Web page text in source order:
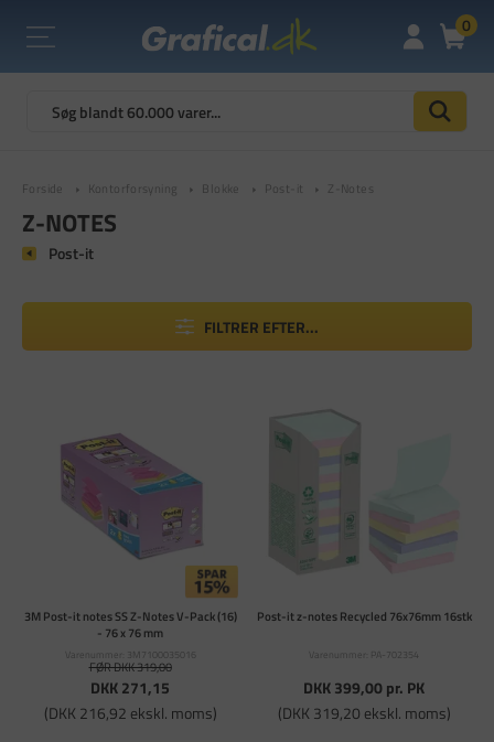
0
Forside Kontorforsyning Blokke Post-it Z-Notes
Z-NOTES
Post-it
FILTRER EFTER...
3M Post-it notes SS Z-Notes V-Pack (16)
- 76 x 76 mm
Varenummer: 3M7100035016
FØR DKK 319,00
DKK 271,15
(DKK 216,92 ekskl. moms)
Post-it z-notes Recycled 76x76mm 16stk
Varenummer: PA-702354
DKK 399,00pr. PK
(DKK 319,20 ekskl. moms)